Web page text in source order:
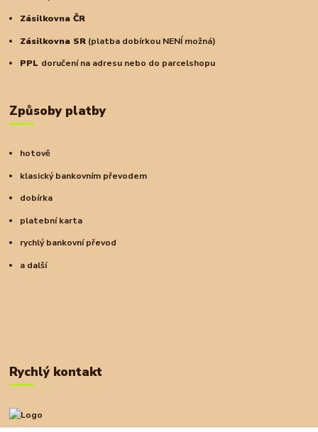
Zásilkovna ČR
Zásilkovna SR (platba dobírkou NENÍ možná)
PPL doručení na adresu nebo do parcelshopu
Způsoby platby
hotově
klasický bankovním převodem
dobírka
platební karta
rychlý bankovní převod
a další
Rychlý kontakt